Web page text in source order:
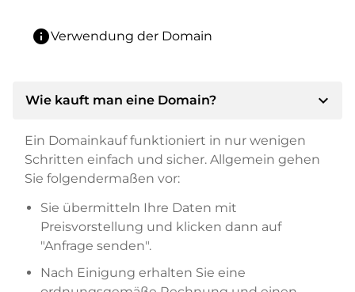
infoVerwendung der Domain
Wie kauft man eine Domain? expand_more
Ein Domainkauf funktioniert in nur wenigen
Schritten einfach und sicher. Allgemein gehen
Sie folgendermaßen vor:
Sie übermitteln Ihre Daten mit
Preisvorstellung und klicken dann auf
"Anfrage senden".
Nach Einigung erhalten Sie eine